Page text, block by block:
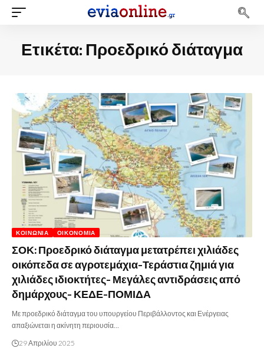
Ετικέτα: Προεδρικό διάταγμα
ΚΟΙΝΩΝΊΑ ΟΙΚΟΝΟΜΊΑ
ΣΟΚ: Προεδρικό διάταγμα μετατρέπει χιλιάδες
οικόπεδα σε αγροτεμάχια-Τεράστια ζημιά για
χιλιάδες ιδιοκτήτες- Μεγάλες αντιδράσεις από
δημάρχους- ΚΕΔΕ-ΠΟΜΙΔΑ
Με προεδρικό διάταγμα του υπουργείου Περιβάλλοντος και Ενέργειας
απαξιώνεται η ακίνητη περιουσία…
29 Απριλίου 2025